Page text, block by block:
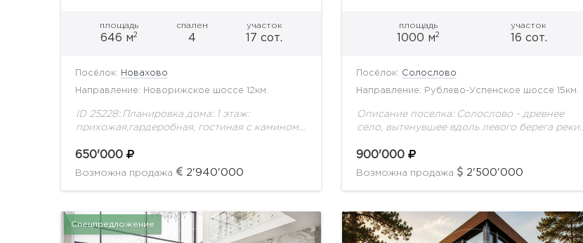
площадь
646 м2
спален
4
участок
17 сот.
Посёлок: Новахово
Направление: Новорижское шоссе 12км.
ID 25228:.Планировка дома: 1 этаж:
прихожая,гардеробная, гостиная с камином,
гостевой с/у, спальня с с/у, гараж на 2 м/м. 2
этаж: спальня с с/у,...
650'000
Возможна продажа 2'940'000
площадь
1000 м2
участок
16 сот.
Посёлок: Солослово
Направление: Рублево-Успенское шоссе 15км.
Описание поселка: Солослово - древнее
село, вытянувшее вдоль левого берега реки
раскинулась целая цепь элитных поселков с
недвижимостью на любой вкус: комплекс
900'000
Возможна продажа 2'500'000
Спецпредложение